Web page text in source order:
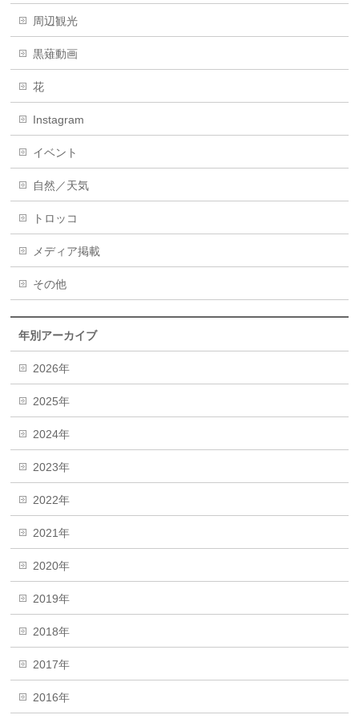
周辺観光
黒薙動画
花
Instagram
イベント
自然／天気
トロッコ
メディア掲載
その他
年別アーカイブ
2026年
2025年
2024年
2023年
2022年
2021年
2020年
2019年
2018年
2017年
2016年